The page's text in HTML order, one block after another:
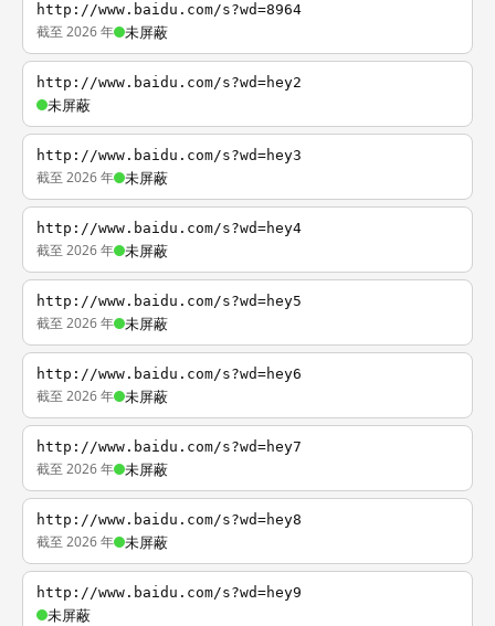
http://www.baidu.com/s?wd=8964
截至 2026 年 未屏蔽
http://www.baidu.com/s?wd=hey2
未屏蔽
http://www.baidu.com/s?wd=hey3
截至 2026 年 未屏蔽
http://www.baidu.com/s?wd=hey4
截至 2026 年 未屏蔽
http://www.baidu.com/s?wd=hey5
截至 2026 年 未屏蔽
http://www.baidu.com/s?wd=hey6
截至 2026 年 未屏蔽
http://www.baidu.com/s?wd=hey7
截至 2026 年 未屏蔽
http://www.baidu.com/s?wd=hey8
截至 2026 年 未屏蔽
http://www.baidu.com/s?wd=hey9
未屏蔽